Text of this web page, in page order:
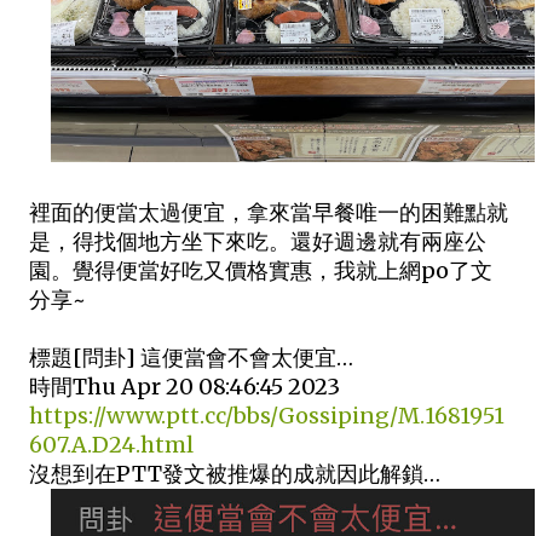
裡面的便當太過便宜，拿來當早餐唯一的困難點就
是，得找個地方坐下來吃。還好週邊就有兩座公
園。覺得便當好吃又價格實惠，我就上網po了文
分享~
標題[問卦] 這便當會不會太便宜…
時間Thu Apr 20 08:46:45 2023
https://www.ptt.cc/bbs/Gossiping/M.1681951
607.A.D24.html
沒想到在PTT發文被推爆的成就因此解鎖…